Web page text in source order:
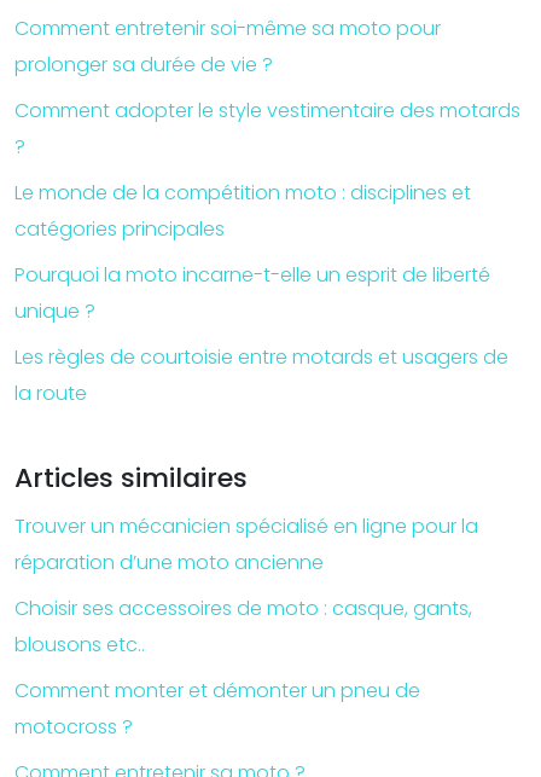
Comment entretenir soi-même sa moto pour
prolonger sa durée de vie ?
Comment adopter le style vestimentaire des motards
?
Le monde de la compétition moto : disciplines et
catégories principales
Pourquoi la moto incarne-t-elle un esprit de liberté
unique ?
Les règles de courtoisie entre motards et usagers de
la route
Articles similaires
Trouver un mécanicien spécialisé en ligne pour la
réparation d’une moto ancienne
Choisir ses accessoires de moto : casque, gants,
blousons etc..
Comment monter et démonter un pneu de
motocross ?